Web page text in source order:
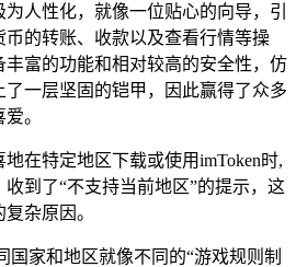
人性化，就像一位贴心的向导，引
的转账、收款以及查看行情等操
富的功能和相对较高的安全性，仿
一层坚固的铠甲，因此赢得了众多
。
在特定地区下载或使用imToken时,
到了“不支持当前地区”的提示，这
杂原因。
国家和地区就像不同的“游戏规则制